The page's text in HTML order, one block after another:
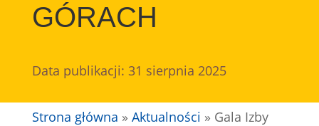
GÓRACH
Data publikacji: 31 sierpnia 2025
Strona główna » Aktualności » Gala Izby